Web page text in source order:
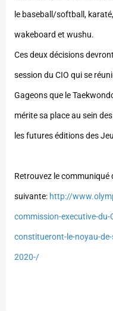
le baseball/softball,
wakeboard et wushu.
Ces deux décisions
session du CIO qui se
Gageons que le
mérite sa place au sein
les futures éditions des
Retrouvez le communiqué
suivante: http://
commission-executive-
constitueront-le-noyau-
2020-/